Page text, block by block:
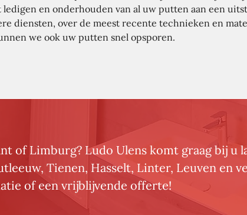
en onderhouden van al uw putten aan een
diensten, over de meest recente technieken en
we ook uw putten snel opsporen.
of Limburg? Ludo Ulens komt graag bij u
Tienen, Hasselt, Linter, Leuven en
of een vrijblijvende offerte!